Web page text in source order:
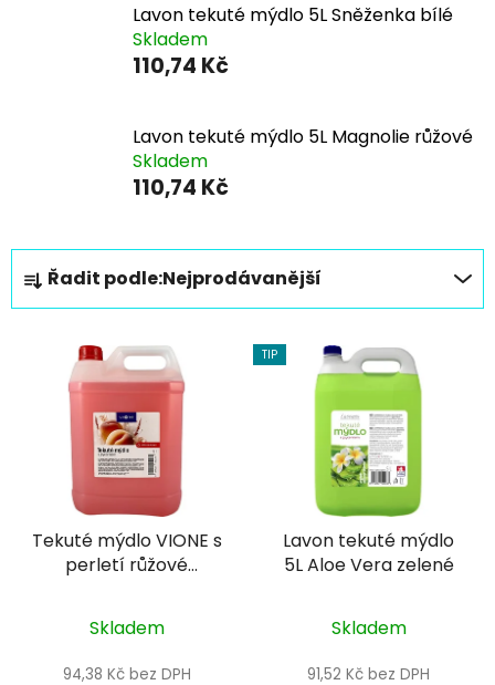
Lavon tekuté mýdlo 5L Sněženka bílé
Skladem
110,74 Kč
Lavon tekuté mýdlo 5L Magnolie růžové
Skladem
110,74 Kč
Ř
a
z
Řadit podle:Nejprodávanější
Tekuté mýdlo VIONE s
perletí růžové
Skladem
94,38 Kč bez DPH
TIP
Lavon tekuté mýdlo
5L Aloe Vera zelené
Skladem
91,52 Kč bez DPH